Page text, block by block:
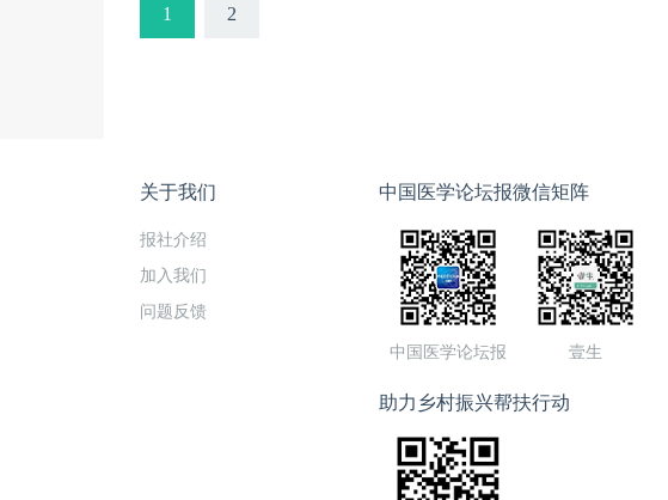
1 2
关于我们
报社介绍
加入我们
问题反馈
中国医学论坛报微信矩阵
中国医学论坛报 壹生
助力乡村振兴帮扶行动